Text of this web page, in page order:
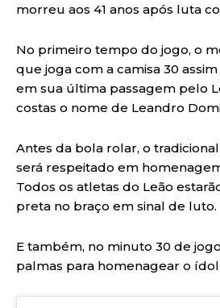
morreu aos 41 anos após luta
No primeiro tempo do jogo, o
que joga com a camisa 30
em sua última passagem pelo
costas o nome de Leandro
Antes da bola rolar, o
será respeitado em
Todos os atletas do Leão
preta no braço em sinal de luto.
E também, no minuto 30 de
palmas para homenagear o